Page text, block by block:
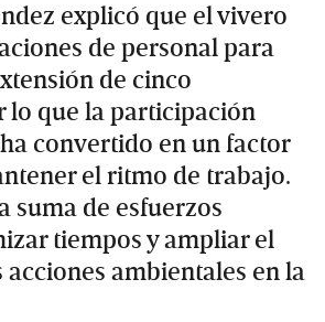
explicó que el vivero
de personal para
de cinco
lo que la participación
convertido en un factor
el ritmo de trabajo.
suma de esfuerzos
tiempos y ampliar el
acciones ambientales en la